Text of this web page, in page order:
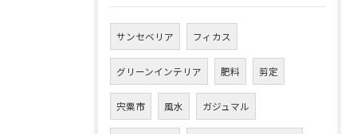
サンセベリア フィカス
グリーンインテリア 肥料 剪定
宍粟市 風水 ガジュマル